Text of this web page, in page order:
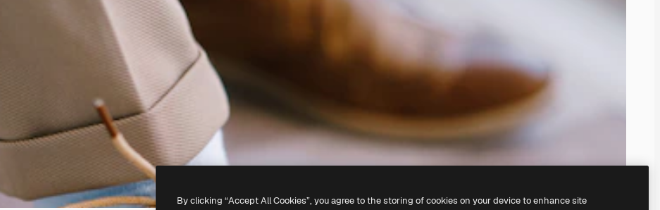
By clicking “Accept All Cookies”, you agree to the storing of cookies on your device to enhance site